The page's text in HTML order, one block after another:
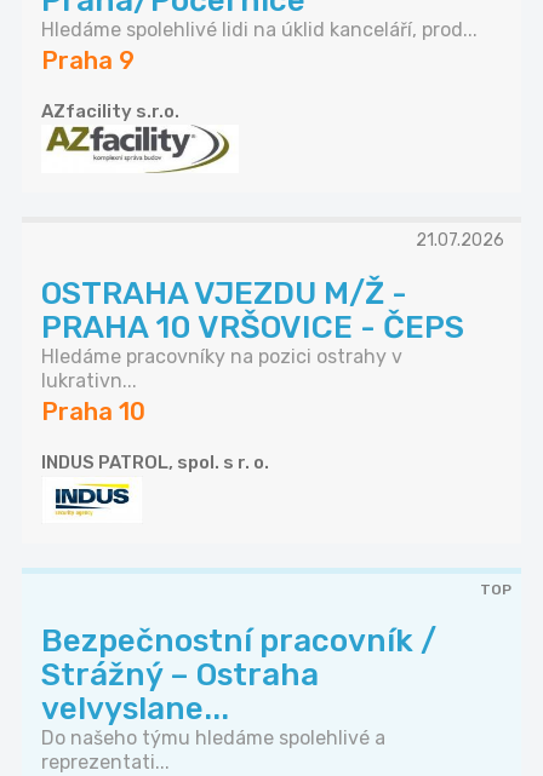
Hledáme spolehlivé lidi na úklid kanceláří, prod...
Praha 9
AZfacility s.r.o.
21.07.2026
OSTRAHA VJEZDU M/Ž -
PRAHA 10 VRŠOVICE - ČEPS
Hledáme pracovníky na pozici ostrahy v
lukrativn...
Praha 10
INDUS PATROL, spol. s r. o.
TOP
Bezpečnostní pracovník /
Strážný – Ostraha
velvyslane...
Do našeho týmu hledáme spolehlivé a
reprezentati...